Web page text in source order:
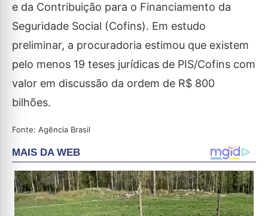
e da Contribuição para o Financiamento da
Seguridade Social (Cofins). Em estudo
preliminar, a procuradoria estimou que existem
pelo menos 19 teses jurídicas de PIS/Cofins com
valor em discussão da ordem de R$ 800
bilhões.
Fonte: Agência Brasil